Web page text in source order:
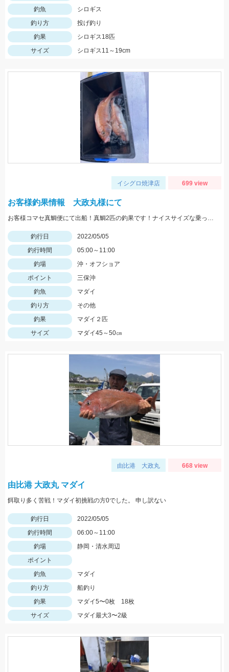
釣魚
シロギス
釣り方
投げ釣り
釣果
シロギス18匹
サイズ
シロギス11～19cm
イシグロ焼津店 699 view
お客様釣果情報 大政丸様にて
お客様コマセ真鯛便にて出船！真鯛2匹の釣果です！ナイスサイズな乗っ込み真鯛でした
釣行日
2022/05/05
釣行時間
05:00～11:00
釣場
沖・オフショア
ポイント
三保沖
釣魚
マダイ
釣り方
その他
釣果
マダイ２匹
サイズ
マダイ45～50㎝
由比港 大政丸 668 view
由比港 大政丸 マダイ
餌取り多く苦戦！マダイ初挑戦の方0でした。 申し訳ない
釣行日
2022/05/05
釣行時間
06:00～11:00
釣場
静岡・清水周辺
ポイント
釣魚
マダイ
釣り方
船釣り
釣果
マダイ5〜0枚 18枚
サイズ
マダイ最大3〜2級